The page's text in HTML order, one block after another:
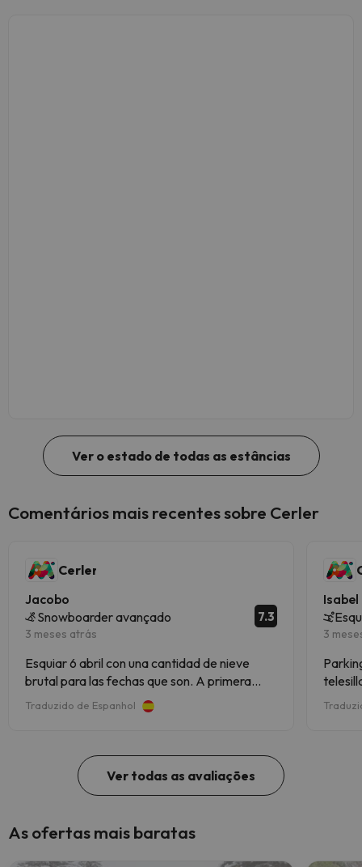
Ver o estado de todas as estâncias
Comentários mais recentes sobre Cerler
Cerler
Jacobo
Snowboarder avançado
3 meses atrás
7.3
Esquiar 6 abril con una cantidad de nieve
brutal para las fechas que son. A primera
hora nieve buena pero a partir de las 12 ( hielo
esqui. Es una estacion muy completa
Traduzido de Espanhol
Isabel
3
Ver todas as avaliações
As ofertas mais baratas